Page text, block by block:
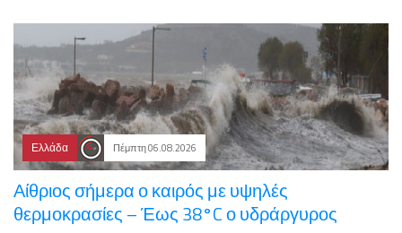
Ελλάδα Πέμπτη 06.08.2026
Αίθριος σήμερα ο καιρός με υψηλές
θερμοκρασίες – Έως 38°C ο υδράργυρος